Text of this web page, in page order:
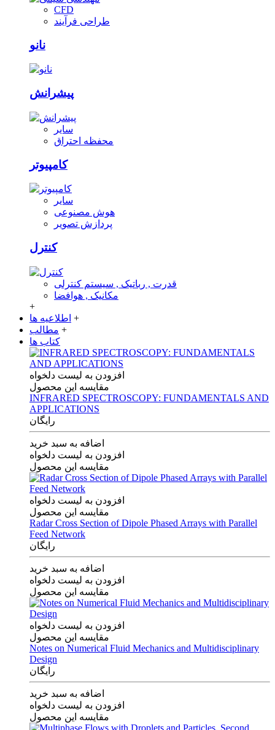
CFD
طراحی فرآیند
نانو
پیشرانش
سایر
محفظه احتراق
کامپیوتر
سایر
هوش مصنوعی
پردازش تصویر
کنترل
قدرت , رباتیک , سیستم کنترلی
مکانیک , هوافضا
+
اطلاعیه ها +
مطالب +
کتاب ها
افزودن به لیست دلخواه
مقایسه این محصول
INFRARED SPECTROSCOPY: FUNDAMENTALS AND
APPLICATIONS
رایگان
اضافه به سبد خرید
افزودن به لیست دلخواه
مقایسه این محصول
افزودن به لیست دلخواه
مقایسه این محصول
Radar Cross Section of Dipole Phased Arrays with Parallel
Feed Network
رایگان
اضافه به سبد خرید
افزودن به لیست دلخواه
مقایسه این محصول
افزودن به لیست دلخواه
مقایسه این محصول
Notes on Numerical Fluid Mechanics and Multidisciplinary
Design
رایگان
اضافه به سبد خرید
افزودن به لیست دلخواه
مقایسه این محصول